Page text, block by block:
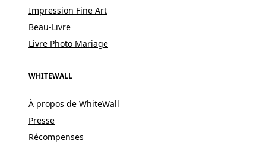
Impression Fine Art
Beau-Livre
Livre Photo Mariage
WHITEWALL
À propos de WhiteWall
Presse
Récompenses